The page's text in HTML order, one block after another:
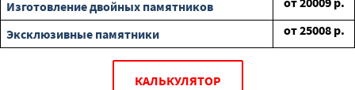
Изготовление двойных памятников
Эксклюзивные памятники
от25008 р.
КАЛЬКУЛЯТОР